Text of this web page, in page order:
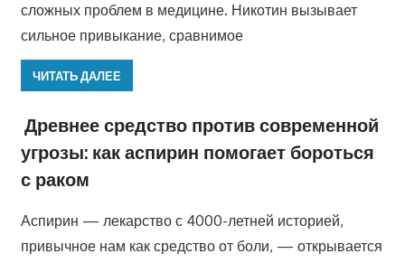
сложных проблем в медицине. Никотин вызывает
сильное привыкание, сравнимое
ЧИТАТЬ ДАЛЕЕ
Древнее средство против современной
угрозы: как аспирин помогает бороться
с раком
Аспирин — лекарство с 4000-летней историей,
привычное нам как средство от боли, — открывается